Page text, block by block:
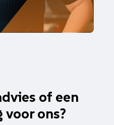
of een
voor ons?